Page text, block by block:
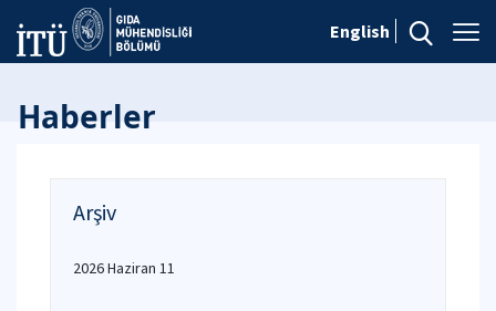
English
Haberler
Arşiv
2026 Haziran 11